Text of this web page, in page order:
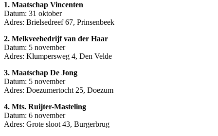
1. Maatschap Vincenten
Datum: 31 oktober
Adres: Brielsedreef 67, Prinsenbeek
2. Melkveebedrijf van der Haar
Datum: 5 november
Adres: Klumpersweg 4, Den Velde
3. Maatschap De Jong
Datum: 5 november
Adres: Doezumertocht 25, Doezum
4. Mts. Ruijter-Masteling
Datum: 6 november
Adres: Grote sloot 43, Burgerbrug